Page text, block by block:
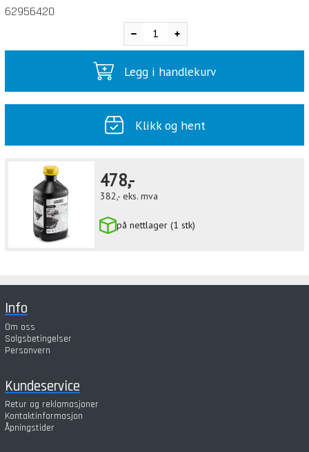
62956420
Legg i handlekurv
Klikk og hent
478,-
382,- eks. mva
på nettlager (1 stk)
Info
Om oss
Salgsbetingelser
Personvern
Kundeservice
Retur og reklamasjoner
Kontaktinformasjon
Åpningstider